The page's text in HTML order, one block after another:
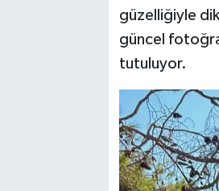
güzelliğiyle
güncel
tutuluyor.